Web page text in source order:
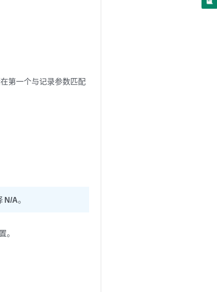
第一个与记录参数匹配
N/A。
。